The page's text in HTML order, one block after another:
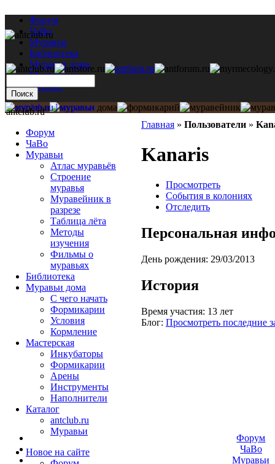
Форум
ЧаВо
Муравьи
Библиотека
Муравьи дома
Мастерская
Каталог
Главная » Пользователи »
Kanaris
Просмотреть
События в колониях
Отследить
Персональная
День рождения: 29/03/2013
История
Время участия: 13 лет
Блог: Просмотреть последние
antclub.ru
Форум
ЧаВо
Муравьи
Атлас муравьёв
Строение
муравья
Муравейник в
разрезе
Таблица лёта
Методы
изучения
Фильмы о
муравьях
Библиотека
Муравьи дома
С чего начать
Формикарии
Условия
Кормление
Мастерская
Инкубаторы
Формикарии
Арены
Инструменты
Наполнители
Каталог
antclub.ru
Муравьи
Новое на сайте
Форум
ЧаВо
Муравьи